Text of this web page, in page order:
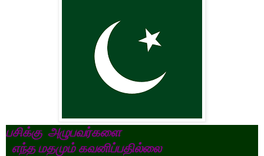
பசிக்கு அழுபவர்களை
எந்த மதமும் கவனிப்பதில்லை